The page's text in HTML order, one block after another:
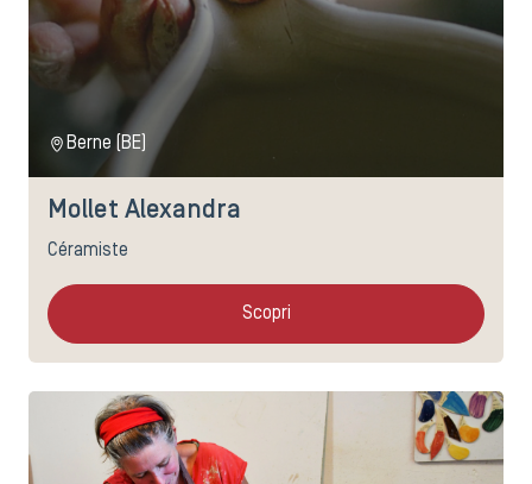
Berne (BE)
Mollet Alexandra
Céramiste
Scopri